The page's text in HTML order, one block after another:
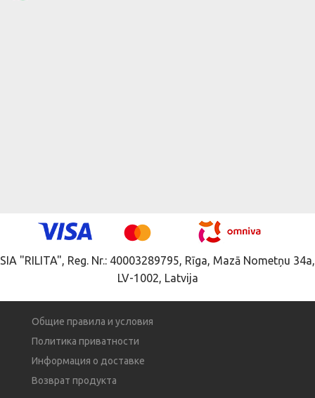
SIA "RILITA", Reg. Nr.: 40003289795, Rīga, Mazā Nometņu 34a,
LV-1002, Latvija
Общие правила и условия
Политика приватности
Информация о доставке
Возврат продукта